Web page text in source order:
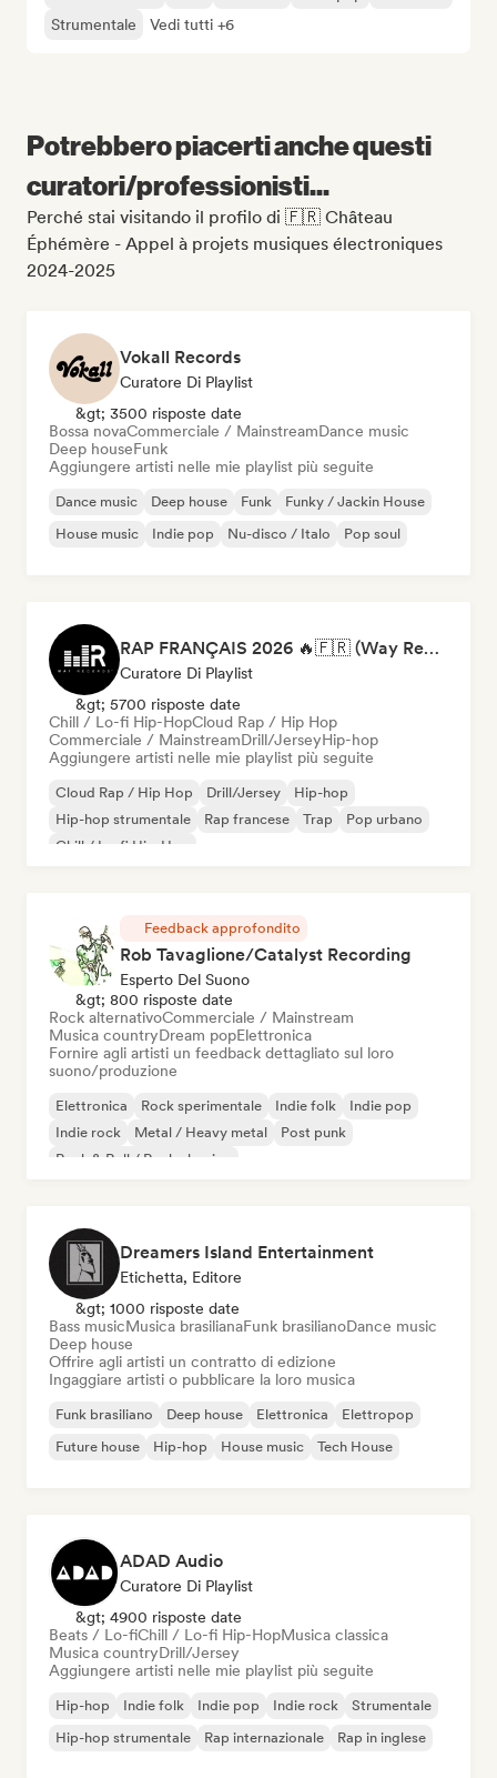
Strumentale
Vedi tutti +6
Potrebbero piacerti anche questi
curatori/professionisti...
Perché stai visitando il profilo di 🇫🇷 Château
Éphémère - Appel à projets musiques électroniques
2024-2025
Vokall Records
Curatore Di Playlist
&gt; 3500 risposte date
Bossa novaCommerciale / MainstreamDance music
Deep houseFunk
Aggiungere artisti nelle mie playlist più seguite
Dance music Deep house Funk
Funky / Jackin House
House music
Indie pop Nu-disco / Italo Pop soul
RAP FRANÇAIS 2026 🔥🇫🇷 (Way Records)
Curatore Di Playlist
&gt; 5700 risposte date
Chill / Lo-fi Hip-HopCloud Rap / Hip Hop
Commerciale / MainstreamDrill/JerseyHip-hop
Aggiungere artisti nelle mie playlist più seguite
Cloud Rap / Hip Hop Drill/Jersey
Hip-hop
Hip-hop strumentale
Rap francese Trap
Pop urbano
Chill / Lo-fi Hip-Hop
Feedback approfondito
Rob Tavaglione/Catalyst Recording
Esperto Del Suono
&gt; 800 risposte date
Rock alternativoCommerciale / Mainstream
Musica countryDream popElettronica
Fornire agli artisti un feedback dettagliato sul loro
suono/produzione
Elettronica Rock sperimentale Indie folk
Indie pop
Indie rock
Metal / Heavy metal
Post punk
Rock & Roll / Rock classico
Dreamers Island Entertainment
Etichetta, Editore
&gt; 1000 risposte date
Bass musicMusica brasilianaFunk brasilianoDance music
Deep house
Offrire agli artisti un contratto di edizione
Ingaggiare artisti o pubblicare la loro musica
Funk brasiliano Deep house Elettronica
Elettropop
Future house
Hip-hop House music Tech House
ADAD Audio
Curatore Di Playlist
&gt; 4900 risposte date
Beats / Lo-fiChill / Lo-fi Hip-HopMusica classica
Musica countryDrill/Jersey
Aggiungere artisti nelle mie playlist più seguite
Hip-hop Indie folk Indie pop Indie rock
Strumentale
Hip-hop strumentale
Rap internazionale Rap in inglese